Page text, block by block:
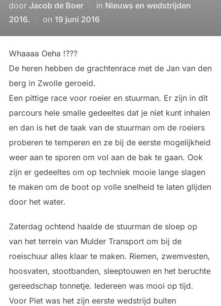
door Jacob de Boer in Nieuws en wedstrijden
2016.
on Geplaatst
19 juni 2016
Whaaaa Oeha !???
De heren hebben de grachtenrace met de Jan van den
berg in Zwolle geroeid.
Een pittige race voor roeier en stuurman. Er zijn in dit
parcours hele smalle gedeeltes dat je niet kunt inhalen
en dan is het de taak van de stuurman om de roeiers
proberen te temperen en ze bij de eerste mogelijkheid
weer aan te sporen om vol aan de bak te gaan. Ook
zijn er gedeeltes om op techniek mooie lange slagen
te maken om de boot op volle snelheid te laten glijden
door het water.
Zaterdag ochtend haalde de stuurman de sloep op
van het terrein van Mulder Transport om bij de
roeischuur alles klaar te maken. Riemen, zwemvesten,
hoosvaten, stootbanden, sleeptouwen en het beruchte
gereedschap tonnetje. Iedereen was mooi op tijd.
Voor Piet was het zijn eerste wedstrijd buiten